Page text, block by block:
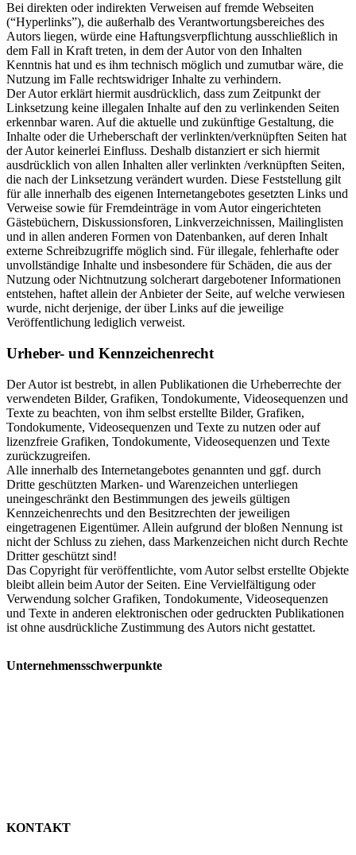
Bei direkten oder indirekten Verweisen auf fremde Webseiten
(“Hyperlinks”), die außerhalb des Verantwortungsbereiches des
Autors liegen, würde eine Haftungsverpflichtung ausschließlich in
dem Fall in Kraft treten, in dem der Autor von den Inhalten
Kenntnis hat und es ihm technisch möglich und zumutbar wäre, die
Nutzung im Falle rechtswidriger Inhalte zu verhindern.
Der Autor erklärt hiermit ausdrücklich, dass zum Zeitpunkt der
Linksetzung keine illegalen Inhalte auf den zu verlinkenden Seiten
erkennbar waren. Auf die aktuelle und zukünftige Gestaltung, die
Inhalte oder die Urheberschaft der verlinkten/verknüpften Seiten hat
der Autor keinerlei Einfluss. Deshalb distanziert er sich hiermit
ausdrücklich von allen Inhalten aller verlinkten /verknüpften Seiten,
die nach der Linksetzung verändert wurden. Diese Feststellung gilt
für alle innerhalb des eigenen Internetangebotes gesetzten Links und
Verweise sowie für Fremdeinträge in vom Autor eingerichteten
Gästebüchern, Diskussionsforen, Linkverzeichnissen, Mailinglisten
und in allen anderen Formen von Datenbanken, auf deren Inhalt
externe Schreibzugriffe möglich sind. Für illegale, fehlerhafte oder
unvollständige Inhalte und insbesondere für Schäden, die aus der
Nutzung oder Nichtnutzung solcherart dargebotener Informationen
entstehen, haftet allein der Anbieter der Seite, auf welche verwiesen
wurde, nicht derjenige, der über Links auf die jeweilige
Veröffentlichung lediglich verweist.
Urheber- und Kennzeichenrecht
Der Autor ist bestrebt, in allen Publikationen die Urheberrechte der
verwendeten Bilder, Grafiken, Tondokumente, Videosequenzen und
Texte zu beachten, von ihm selbst erstellte Bilder, Grafiken,
Tondokumente, Videosequenzen und Texte zu nutzen oder auf
lizenzfreie Grafiken, Tondokumente, Videosequenzen und Texte
zurückzugreifen.
Alle innerhalb des Internetangebotes genannten und ggf. durch
Dritte geschützten Marken- und Warenzeichen unterliegen
uneingeschränkt den Bestimmungen des jeweils gültigen
Kennzeichenrechts und den Besitzrechten der jeweiligen
eingetragenen Eigentümer. Allein aufgrund der bloßen Nennung ist
nicht der Schluss zu ziehen, dass Markenzeichen nicht durch Rechte
Dritter geschützt sind!
Das Copyright für veröffentlichte, vom Autor selbst erstellte Objekte
bleibt allein beim Autor der Seiten. Eine Vervielfältigung oder
Verwendung solcher Grafiken, Tondokumente, Videosequenzen
und Texte in anderen elektronischen oder gedruckten Publikationen
ist ohne ausdrückliche Zustimmung des Autors nicht gestattet.
Unternehmensschwerpunkte
KONTAKT